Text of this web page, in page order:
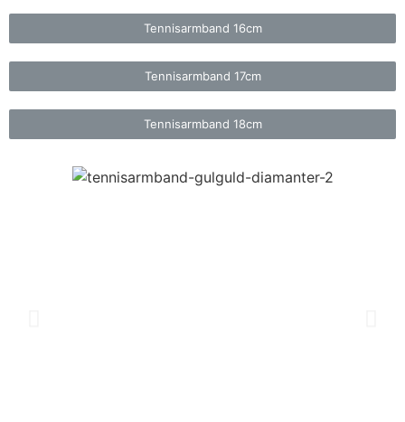
Tennisarmband 16cm
Tennisarmband 17cm
Tennisarmband 18cm